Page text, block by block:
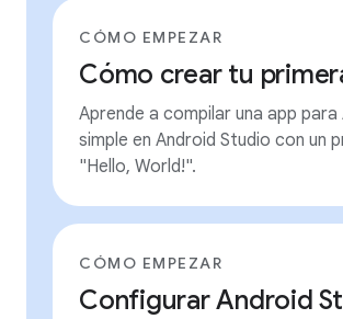
CÓMO EMPEZAR
Cómo crear tu
Aprende a compilar una app para
simple en Android Studio con un
"Hello, World!".
CÓMO EMPEZAR
Configurar Android